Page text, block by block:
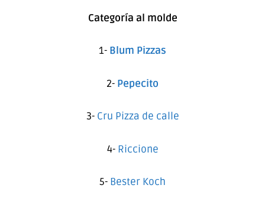
Categoría al molde
1- Blum Pizzas
2- Pepecito
3- Cru Pizza de calle
4- Riccione
5- Bester Koch